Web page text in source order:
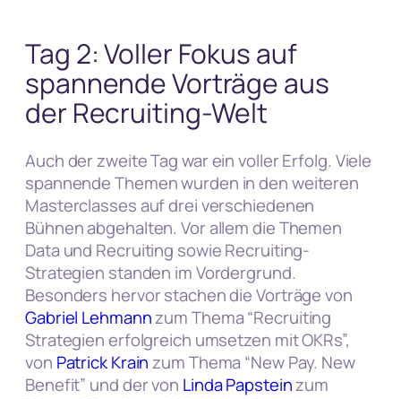
Tag 2: Voller Fokus auf
spannende Vorträge aus
der Recruiting-Welt
Auch der zweite Tag war ein voller Erfolg. Viele
spannende Themen wurden in den weiteren
Masterclasses auf drei verschiedenen
Bühnen abgehalten. Vor allem die Themen
Data und Recruiting sowie Recruiting-
Strategien standen im Vordergrund.
Besonders hervor stachen die Vorträge von
Gabriel Lehmannzum Thema “Recruiting
Strategien erfolgreich umsetzen mit OKRs”,
von Patrick Krainzum Thema “New Pay. New
Benefit” und der von Linda Papsteinzum